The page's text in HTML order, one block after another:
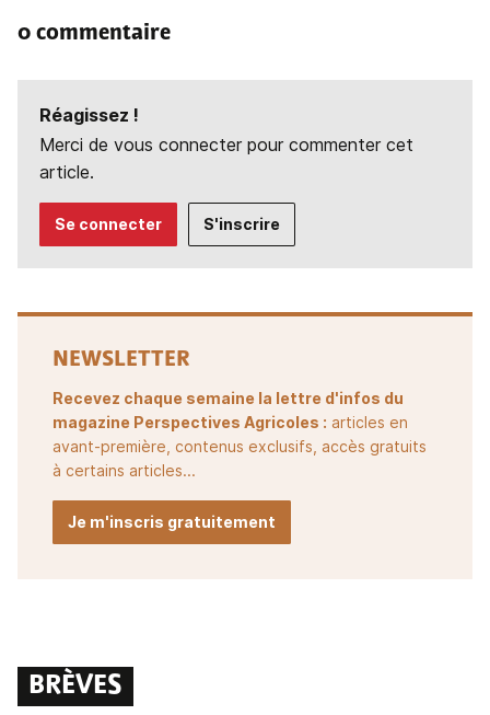
0 commentaire
Réagissez !
Merci de vous connecter pour commenter cet
article.
Se connecter S'inscrire
NEWSLETTER
Recevez chaque semaine la lettre d'infos du
magazine Perspectives Agricoles : articles en
avant-première, contenus exclusifs, accès gratuits
à certains articles...
Je m'inscris gratuitement
BRÈVES